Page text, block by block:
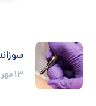
۱۳ مهر ۱۴۰۴